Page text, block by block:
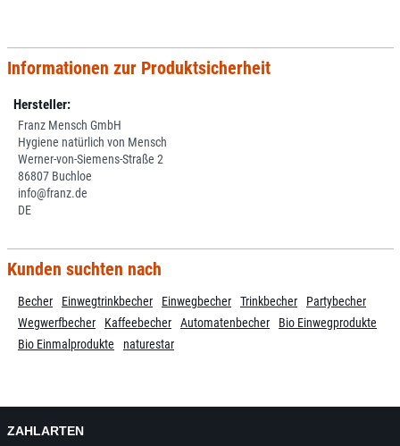
Informationen zur Produktsicherheit
Hersteller:
Franz Mensch GmbH
Hygiene natürlich von Mensch
Werner-von-Siemens-Straße 2
86807 Buchloe
info@franz.de
DE
Kunden suchten nach
Becher Einwegtrinkbecher Einwegbecher Trinkbecher
Partybecher
Wegwerfbecher
Kaffeebecher Automatenbecher
Bio Einwegprodukte
Bio Einmalprodukte
naturestar
ZAHLARTEN